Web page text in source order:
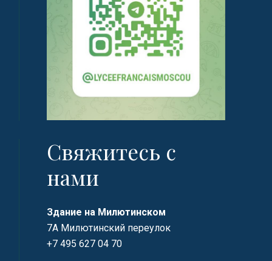
Свяжитесь с
нами
Здание на Милютинском
7А Милютинский переулок
+7 495 627 04 70